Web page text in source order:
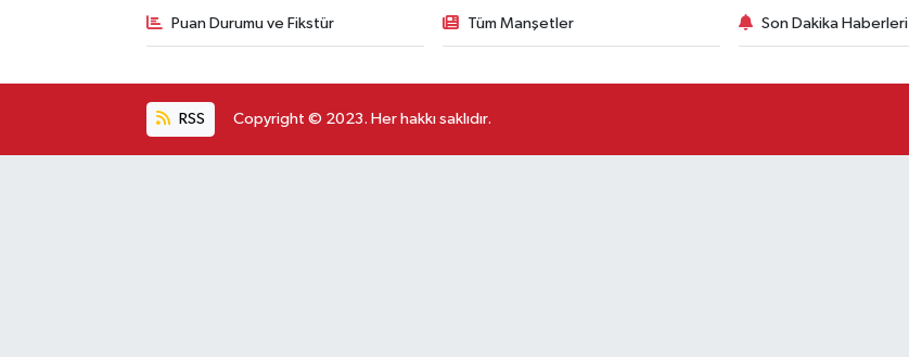
Puan Durumu ve Fikstür Tüm Manşetler Son Dakika Haberleri
RSS Copyright © 2023. Her hakkı saklıdır.